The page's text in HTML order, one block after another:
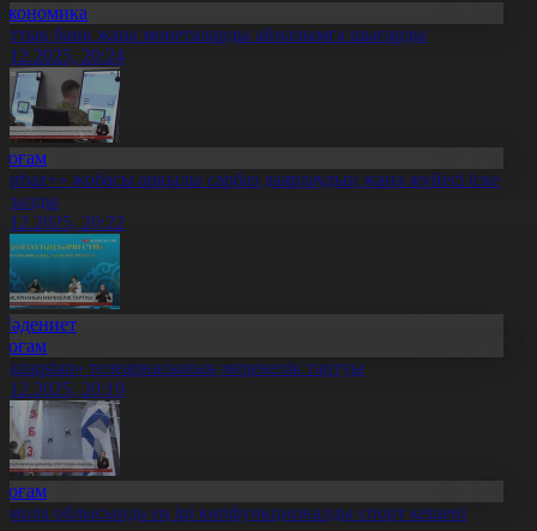
банк жаңа монеталарды айналымға шығарды
20:24
жобасы арқылы сарбаз даярлаудың жаңа жүйесі іске
20:22
телеарнасының мерекелік тартуы
20:19
облысында ең ірі көпфункционалды спорт кешені